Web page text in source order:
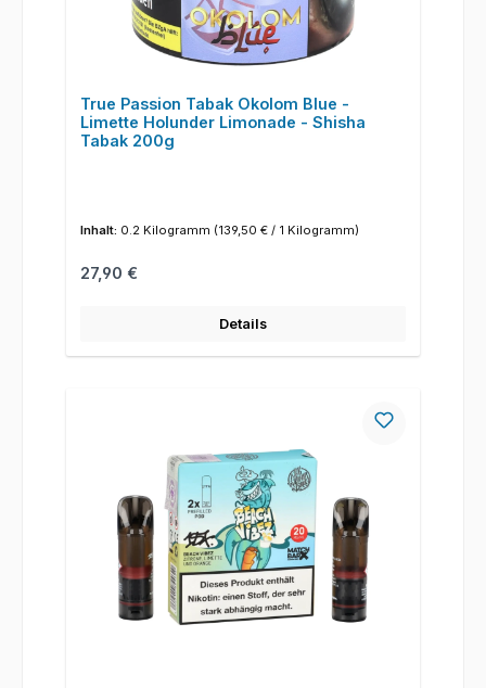
True Passion Tabak Okolom Blue -
Limette Holunder Limonade - Shisha
Tabak 200g
Inhalt: 0.2 Kilogramm (139,50 € / 1 Kilogramm)
Regulärer Preis:
27,90 €
Details